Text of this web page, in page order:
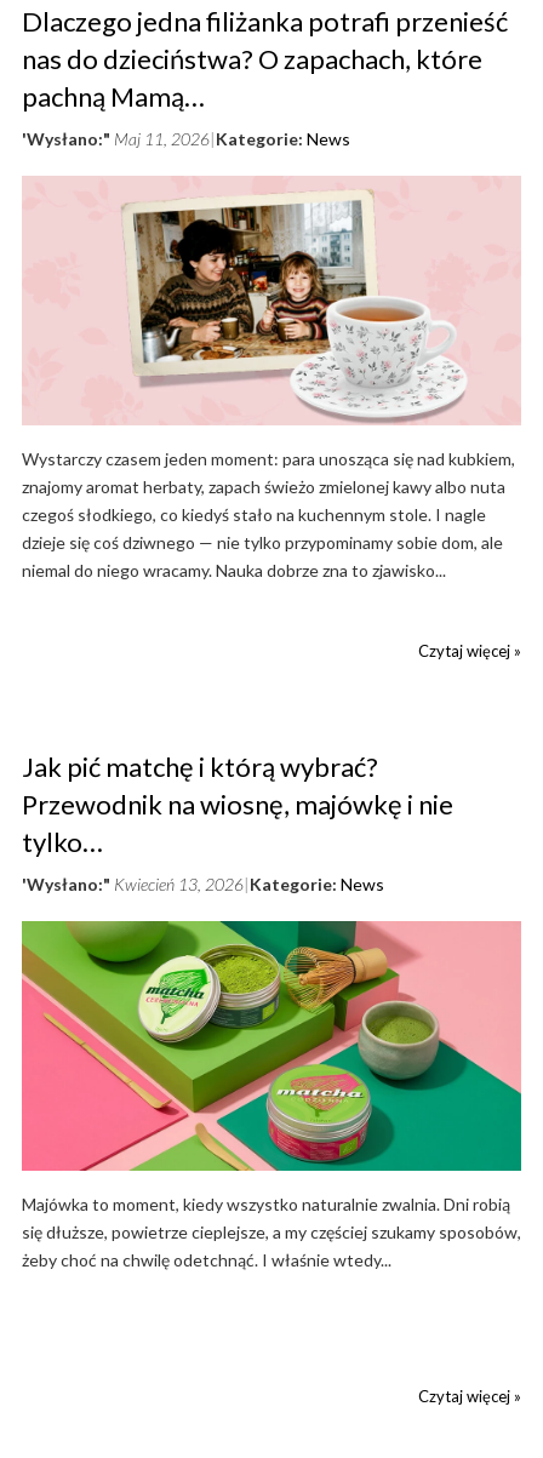
Dlaczego jedna filiżanka potrafi przenieść
nas do dzieciństwa? O zapachach, które
pachną Mamą…
'Wysłano:" Maj 11, 2026 Kategorie: News
Wystarczy czasem jeden moment: para unosząca się nad kubkiem,
znajomy aromat herbaty, zapach świeżo zmielonej kawy albo nuta
czegoś słodkiego, co kiedyś stało na kuchennym stole. I nagle
dzieje się coś dziwnego — nie tylko przypominamy sobie dom, ale
niemal do niego wracamy. Nauka dobrze zna to zjawisko...
Czytaj więcej »
Jak pić matchę i którą wybrać?
Przewodnik na wiosnę, majówkę i nie
tylko…
'Wysłano:" Kwiecień 13, 2026 Kategorie: News
Majówka to moment, kiedy wszystko naturalnie zwalnia. Dni robią
się dłuższe, powietrze cieplejsze, a my częściej szukamy sposobów,
żeby choć na chwilę odetchnąć. I właśnie wtedy...
Czytaj więcej »